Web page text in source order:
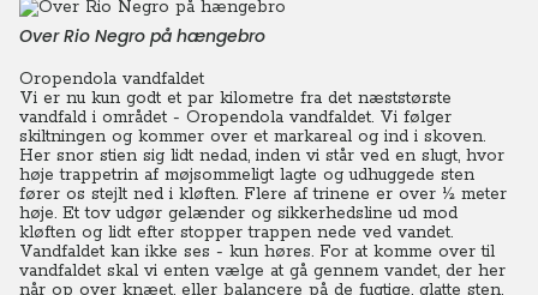
Over Rio Negro på hængebro
Oropendola vandfaldet
Vi er nu kun godt et par kilometre fra det næststørste
vandfald i området - Oropendola vandfaldet. Vi følger
skiltningen og kommer over et markareal og ind i skoven.
Her snor stien sig lidt nedad, inden vi står ved en slugt, hvor
høje trappetrin af møjsommeligt lagte og udhuggede sten
fører os stejlt ned i kløften. Flere af trinene er over ½ meter
høje. Et tov udgør gelænder og sikkerhedsline ud mod
kløften og lidt efter stopper trappen nede ved vandet.
Vandfaldet kan ikke ses - kun høres. For at komme over til
vandfaldet skal vi enten vælge at gå gennem vandet, der her
når op over knæet, eller balancere på de fugtige, glatte sten,